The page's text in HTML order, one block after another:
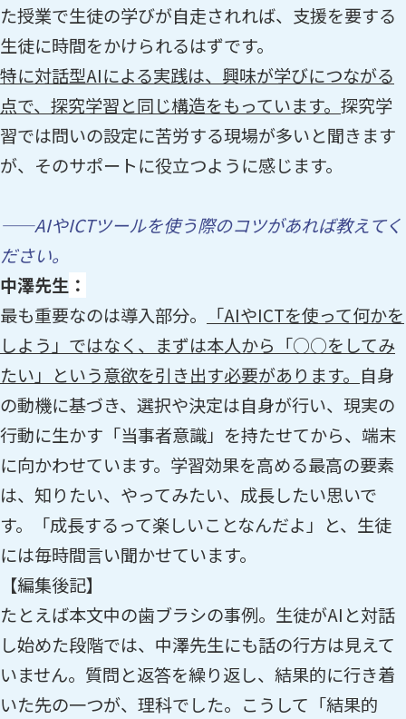
た授業で生徒の学びが自走されれば、支援を要する
生徒に時間をかけられるはずです。
特に対話型AIによる実践は、興味が学びにつながる
点で、探究学習と同じ構造をもっています。 探究学
習では問いの設定に苦労する現場が多いと聞きます
が、そのサポートに役立つように感じます。
——AIやICTツールを使う際のコツがあれば教えてく
ださい。
中澤先生 ：
最も重要なのは導入部分。
「AIやICTを使って何かを
しよう」ではなく、まずは本人から「○○をしてみ
たい」という意欲を引き出す必要があります。 自身
の動機に基づき、選択や決定は自身が行い、現実の
行動に生かす「当事者意識」を持たせてから、端末
に向かわせています。学習効果を高める最高の要素
は、知りたい、やってみたい、成長したい思いで
す。「成長するって楽しいことなんだよ」と、生徒
には毎時間言い聞かせています。
【編集後記】
たとえば本文中の歯ブラシの事例。生徒がAIと対話
し始めた段階では、中澤先生にも話の行方は見えて
いません。質問と返答を繰り返し、結果的に行き着
いた先の一つが、理科でした。こうして「結果的